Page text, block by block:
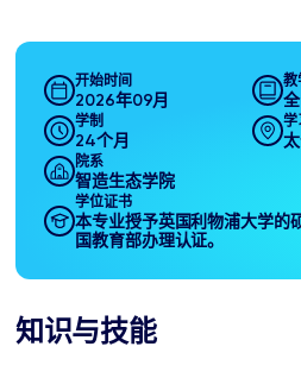
开始时间
2026年09月
教
学制
24个月
学
院系
智造生态学院
学位证书
本专业授予英国利物浦大学的
国教育部办理认证。
知识与技能